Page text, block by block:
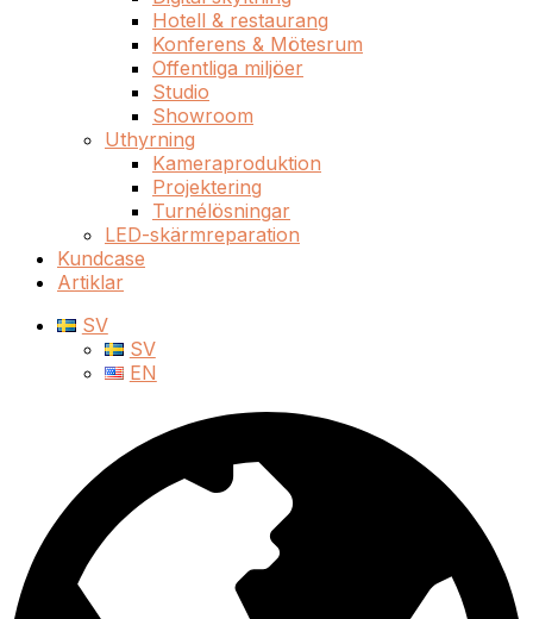
Hotell & restaurang
Konferens & Mötesrum
Offentliga miljöer
Studio
Showroom
Uthyrning
Kameraproduktion
Projektering
Turnélösningar
LED-skärmreparation
Kundcase
Artiklar
SV
SV
EN